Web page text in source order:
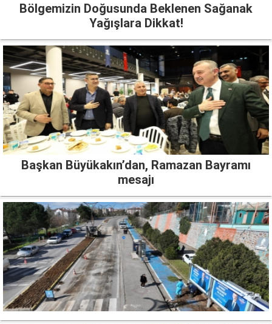
Bölgemizin Doğusunda Beklenen Sağanak
Yağışlara Dikkat!
Başkan Büyükakın’dan, Ramazan Bayramı
mesajı